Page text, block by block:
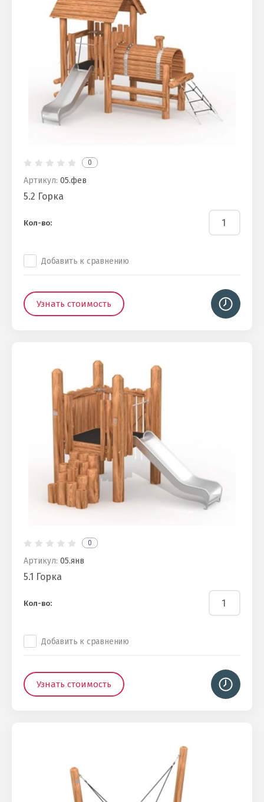
0
Артикул: 05.фев
5.2 Горка
Кол-во:
Добавить к сравнению
Узнать стоимость
0
Артикул: 05.янв
5.1 Горка
Кол-во:
Добавить к сравнению
Узнать стоимость